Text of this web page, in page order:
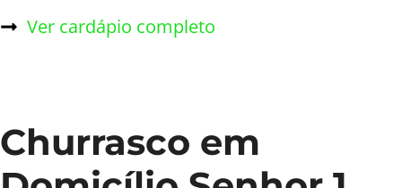
Ver cardápio completo
Churrasco em